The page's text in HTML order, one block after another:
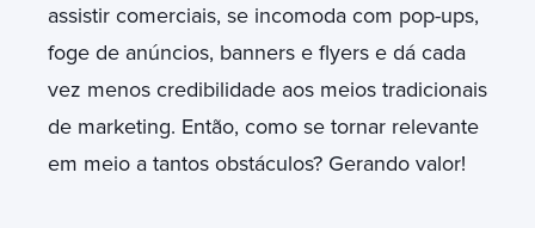
assistir comerciais, se incomoda com pop-ups,
foge de anúncios, banners e flyers e dá cada
vez menos credibilidade aos meios tradicionais
de marketing. Então, como se tornar relevante
em meio a tantos obstáculos? Gerando valor!